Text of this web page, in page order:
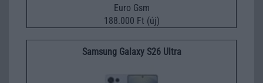
Euro Gsm
188.000 Ft (új)
Samsung Galaxy S26 Ultra